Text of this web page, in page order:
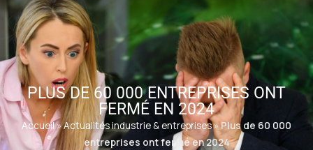
PLUS DE 60 000 ENTREPRISES ONT
FERMÉ EN 2024
Accueil»Actualités industrie & entreprises»Plus de 60 000
entreprises ont fermé en 2024